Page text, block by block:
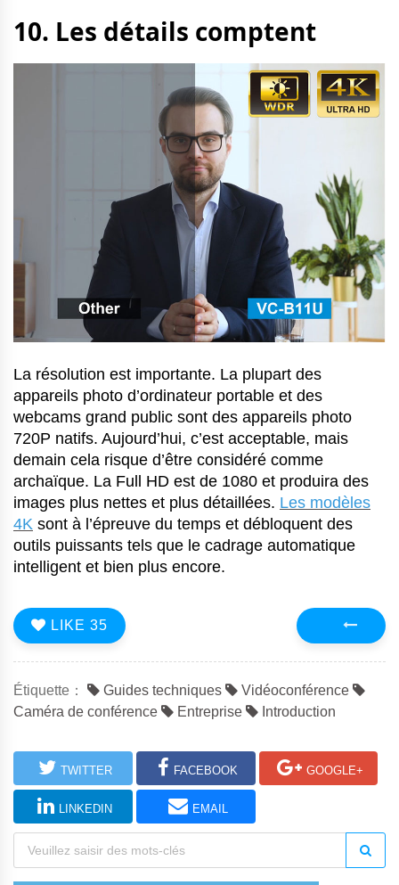
10. Les détails comptent
La résolution est importante. La plupart des
appareils photo d’ordinateur portable et des
webcams grand public sont des appareils photo
720P natifs. Aujourd’hui, c’est acceptable, mais
demain cela risque d’être considéré comme
archaïque. La Full HD est de 1080 et produira des
images plus nettes et plus détaillées. Les modèles
4K sont à l’épreuve du temps et débloquent des
outils puissants tels que le cadrage automatique
intelligent et bien plus encore.
Précédent
LIKE 35
Étiquette： Guides techniques
Vidéoconférence
Caméra de conférence
Entreprise Introduction
TWITTER FACEBOOK GOOGLE+
LINKEDIN EMAIL